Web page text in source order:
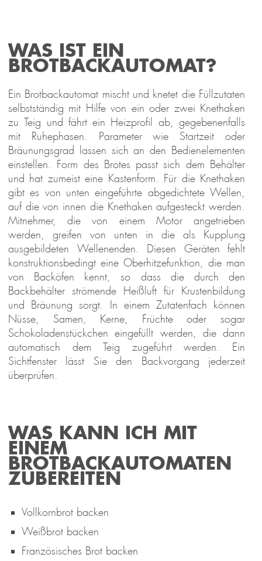
WAS IST EIN
BROTBACKAUTOMAT?
Ein Brotbackautomat mischt und knetet die Füllzutaten
selbstständig mit Hilfe von ein oder zwei Knethaken
zu Teig und fährt ein Heizprofil ab, gegebenenfalls
mit Ruhephasen. Parameter wie Startzeit oder
Bräunungsgrad lassen sich an den Bedienelementen
einstellen. Form des Brotes passt sich dem Behälter
und hat zumeist eine Kastenform. Für die Knethaken
gibt es von unten eingeführte abgedichtete Wellen,
auf die von innen die Knethaken aufgesteckt werden.
Mitnehmer, die von einem Motor angetrieben
werden, greifen von unten in die als Kupplung
ausgebildeten Wellenenden. Diesen Geräten fehlt
konstruktionsbedingt eine Oberhitzefunktion, die man
von Backöfen kennt, so dass die durch den
Backbehälter strömende Heißluft für Krustenbildung
und Bräunung sorgt. In einem Zutatenfach können
Nüsse, Samen, Kerne, Früchte oder sogar
Schokoladenstückchen eingefüllt werden, die dann
automatisch dem Teig zugeführt werden. Ein
Sichtfenster lässt Sie den Backvorgang jederzeit
überprüfen.
WAS KANN ICH MIT
EINEM
BROTBACKAUTOMATEN
ZUBEREITEN
Vollkornbrot backen
Weißbrot backen
Französisches Brot backen